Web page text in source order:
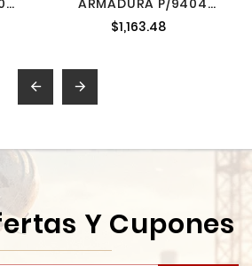
5133363 5133363
$1,163.48
 
Y Cupones